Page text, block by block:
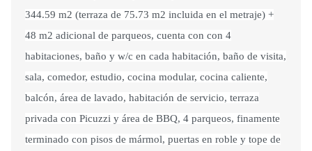
344.59 m2 (terraza de 75.73 m2 incluida en el metraje) +
48 m2 adicional de parqueos, cuenta con con 4
habitaciones, baño y w/c en cada habitación, baño de visita,
sala, comedor, estudio, cocina modular, cocina caliente,
balcón, área de lavado, habitación de servicio, terraza
privada con Picuzzi y área de BBQ, 4 parqueos, finamente
terminado con pisos de mármol, puertas en roble y tope de